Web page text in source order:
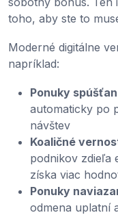
toho, aby ste to
Moderné digitálne
napríklad:
Ponuky
automaticky po
návštev
Koaličné
podnikov zdieľa
získa viac
Ponuky
odmena uplatní